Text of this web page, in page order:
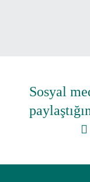
Sosyal